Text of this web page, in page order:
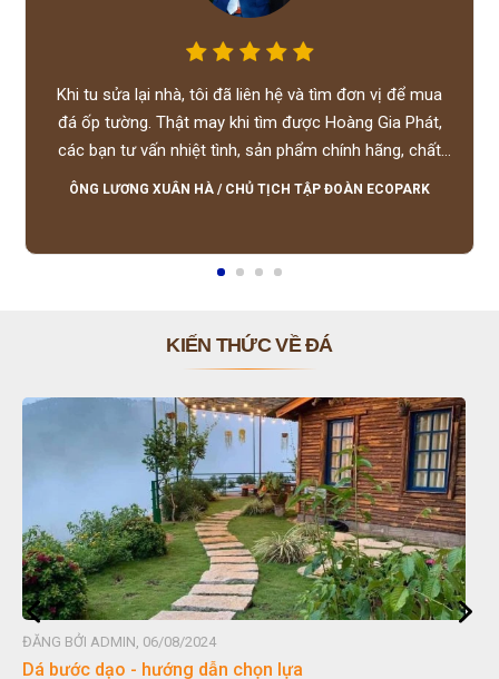
Khi tu sửa lại nhà, tôi đã liên hệ và tìm đơn vị để mua
đá ốp tường. Thật may khi tìm được Hoàng Gia Phát,
các bạn tư vấn nhiệt tình, sản phẩm chính hãng, chất
lượng tốt, giá hợp lý, hỗ trợ tận tình.
ÔNG LƯƠNG XUÂN HÀ / CHỦ TỊCH TẬP ĐOÀN ECOPARK
KIẾN THỨC VỀ ĐÁ
BỞI ADMIN, 06/08/2024
bước dạo - hướng dẫn chọn lựa